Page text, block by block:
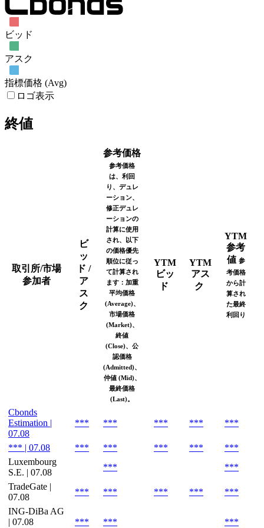
ビッド
アスク
指標価格 (Avg)
ロゴ表示
終値
取引所/市場
参加者
ビ
ッ
ド /
ア
ス
ク
参考価格
参考価格
は、利回
り、デュレ
ーション、
修正デュレ
ーションの
計算に使用
され、以下
の価格優先
順位に従っ
て計算され
ます：加重
平均価格
(Average)、
市場価格
(Market)、
終値
(Close)、公
認価格
(Admitted)、
仲値 (Mid)、
最終価格
(Last)。
YTM
ビッ
ド
YTM
アス
ク
YTM
参考
値 参
考価格
から計
算され
た最終
利回り
Cbonds
Estimation |
07.08
*** *** *** *** ***
*** | 07.08 *** *** *** *** ***
Luxembourg
S.E. | 07.08
*** ***
TradeGate |
07.08
*** *** *** *** ***
ING-DiBa AG
| 07.08
*** *** ***